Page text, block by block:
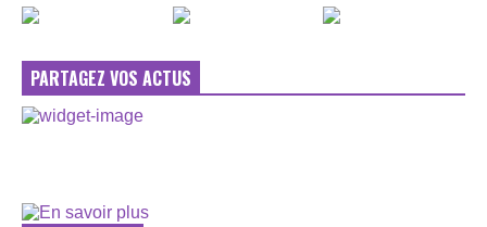
PARTAGEZ VOS ACTUS